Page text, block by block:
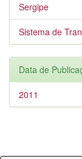
Sergipe
Sistema de
Data de
2011